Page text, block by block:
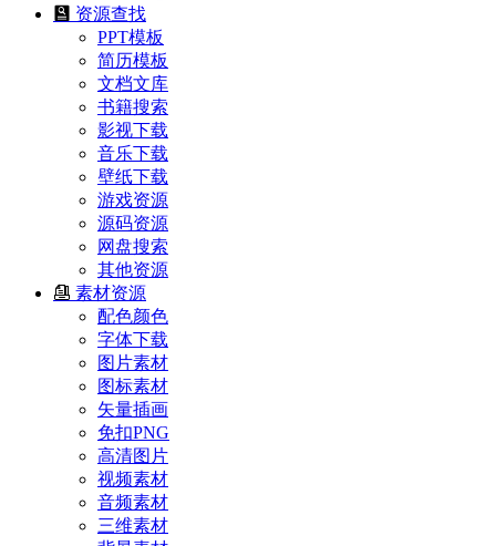
资源查找
PPT模板
简历模板
文档文库
书籍搜索
影视下载
音乐下载
壁纸下载
游戏资源
源码资源
网盘搜索
其他资源
素材资源
配色颜色
字体下载
图片素材
图标素材
矢量插画
免扣PNG
高清图片
视频素材
音频素材
三维素材